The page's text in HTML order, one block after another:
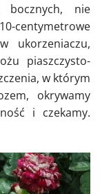
bocznych, nie
centymetrowe
ukorzeniaczu,
piaszczysto-
w którym
okrywamy
i czekamy.